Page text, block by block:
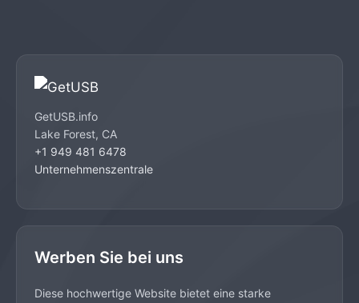
GetUSB.info
Lake Forest, CA
+1 949 481 6478
Unternehmenszentrale
Werben Sie bei uns
Diese hochwertige Website bietet eine starke